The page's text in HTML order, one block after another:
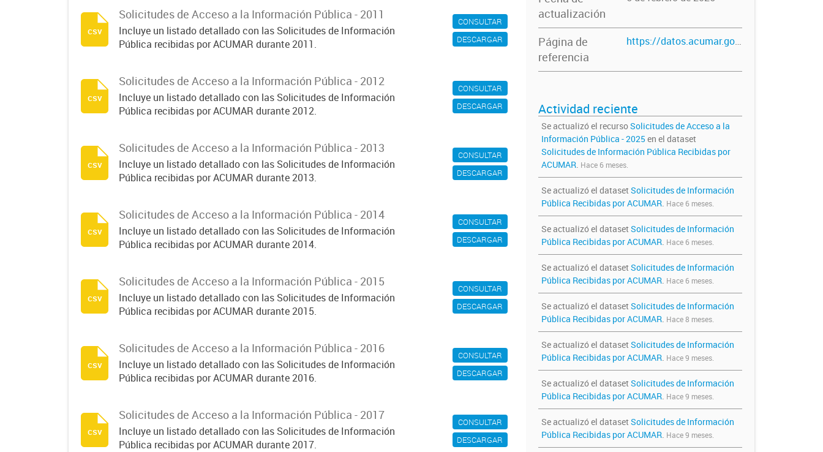
CONSULTAR
DESCARGAR
Solicitudes de Acceso a la Información Pública - 2011
Incluye un listado detallado con las Solicitudes de Información
Pública recibidas por ACUMAR durante 2011.
csv
CONSULTAR
DESCARGAR
Solicitudes de Acceso a la Información Pública - 2012
Incluye un listado detallado con las Solicitudes de Información
Pública recibidas por ACUMAR durante 2012.
csv
CONSULTAR
DESCARGAR
Solicitudes de Acceso a la Información Pública - 2013
Incluye un listado detallado con las Solicitudes de Información
Pública recibidas por ACUMAR durante 2013.
csv
CONSULTAR
DESCARGAR
Solicitudes de Acceso a la Información Pública - 2014
Incluye un listado detallado con las Solicitudes de Información
Pública recibidas por ACUMAR durante 2014.
csv
CONSULTAR
DESCARGAR
Solicitudes de Acceso a la Información Pública - 2015
Incluye un listado detallado con las Solicitudes de Información
Pública recibidas por ACUMAR durante 2015.
csv
CONSULTAR
DESCARGAR
Solicitudes de Acceso a la Información Pública - 2016
Incluye un listado detallado con las Solicitudes de Información
Pública recibidas por ACUMAR durante 2016.
csv
CONSULTAR
DESCARGAR
Solicitudes de Acceso a la Información Pública - 2017
Incluye un listado detallado con las Solicitudes de Información
Pública recibidas por ACUMAR durante 2017.
csv
actualización
Página de
referencia
https://datos.acumar.gob.ar/dataset/solicitudes-de-informacion-publica-recibidas-por-acumar
Actividad reciente
Se actualizó el recursoSolicitudes de Acceso a la
Información Pública - 2025 en el dataset
Solicitudes de Información Pública Recibidas por
ACUMAR. Hace 6 meses.
Se actualizó el dataset Solicitudes de Información
Pública Recibidas por ACUMAR. Hace 6 meses.
Se actualizó el dataset Solicitudes de Información
Pública Recibidas por ACUMAR. Hace 6 meses.
Se actualizó el dataset Solicitudes de Información
Pública Recibidas por ACUMAR. Hace 6 meses.
Se actualizó el dataset Solicitudes de Información
Pública Recibidas por ACUMAR. Hace 8 meses.
Se actualizó el dataset Solicitudes de Información
Pública Recibidas por ACUMAR. Hace 9 meses.
Se actualizó el dataset Solicitudes de Información
Pública Recibidas por ACUMAR. Hace 9 meses.
Se actualizó el dataset Solicitudes de Información
Pública Recibidas por ACUMAR. Hace 9 meses.